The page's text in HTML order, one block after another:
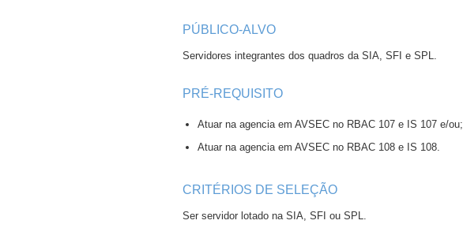
PÚBLICO-ALVO
Servidores integrantes dos quadros da SIA, SFI e SPL.
PRÉ-REQUISITO
Atuar na agencia em AVSEC no RBAC 107 e IS 107 e/ou;
Atuar na agencia em AVSEC no RBAC 108 e IS 108.
CRITÉRIOS DE SELEÇÃO
Ser servidor lotado na SIA, SFI ou SPL.